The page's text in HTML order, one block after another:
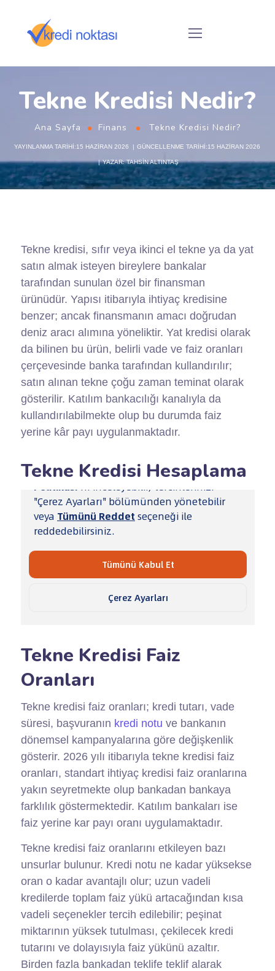
Tekne Kredisi Nedir?
Ana Sayfa Finans Tekne Kredisi Nedir?
YAYINLANMA TARIHI:15 HAZIRAN 2026 GÜNCELLENME TARIHI:15 HAZIRAN 2026
YAZAR:TAHSIN ALTINTAŞ
Tekne kredisi, sıfır veya ikinci el tekne ya da yat
satın almak isteyen bireylere bankalar
tarafından sunulan özel bir finansman
ürünüdür. Yapısı itibarıyla ihtiyaç kredisine
benzer; ancak finansmanın amacı doğrudan
deniz aracı alımına yöneliktir. Yat kredisi olarak
da bilinen bu ürün, belirli vade ve faiz oranları
çerçevesinde banka tarafından kullandırılır;
satın alınan tekne çoğu zaman teminat olarak
gösterilir. Katılım bankacılığı kanalıyla da
kullandırılabilmekte olup bu durumda faiz
yerine kâr payı uygulanmaktadır.
Tekne Kredisi Hesaplama
Tekne Kredisi Faiz
Oranları
Tekne kredisi faiz oranları; kredi tutarı, vade
süresi, başvuranın kredi notu ve bankanın
dönemsel kampanyalarına göre değişkenlik
gösterir. 2026 yılı itibarıyla tekne kredisi faiz
oranları, standart ihtiyaç kredisi faiz oranlarına
yakın seyretmekte olup bankadan bankaya
farklılık göstermektedir. Katılım bankaları ise
faiz yerine kar payı oranı uygulamaktadır.
Tekne kredisi faiz oranlarını etkileyen bazı
unsurlar bulunur. Kredi notu ne kadar yüksekse
oran o kadar avantajlı olur; uzun vadeli
kredilerde toplam faiz yükü artacağından kısa
vadeli seçenekler tercih edilebilir; peşinat
miktarının yüksek tutulması, çekilecek kredi
tutarını ve dolayısıyla faiz yükünü azaltır.
Birden fazla bankadan teklife teklif alarak